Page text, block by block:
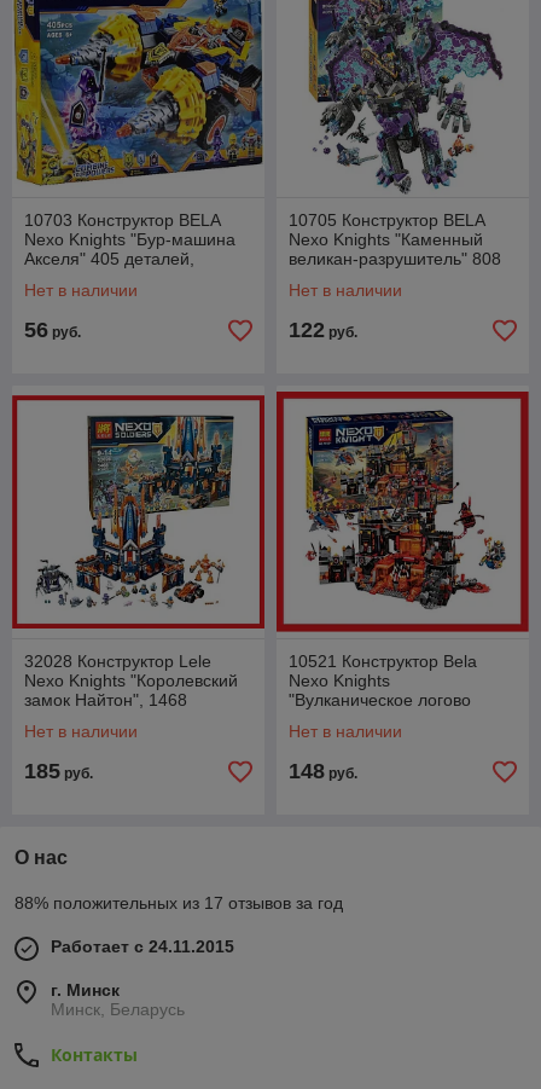
10703 Конструктор BELA
Nexo Knights "Бур-машина
Акселя" 405 деталей,
70354
Нет в наличии
56 руб.
10705 Конструктор BELA
Nexo Knights "Каменный
великан-разрушитель" 808
Knights 70356
Нет в наличии
122 руб.
32028 Конструктор Lele
Nexo Knights "Королевский
замок Найтон", 1468
Нет в наличии
185 руб.
10521 Конструктор Bela
Nexo Knights
"Вулканическое логово
70323), 1237 деталей
Нет в наличии
148 руб.
О нас
88% положительных из 17 отзывов за год
Работает с 24.11.2015
г. Минск
Минск, Беларусь
Контакты